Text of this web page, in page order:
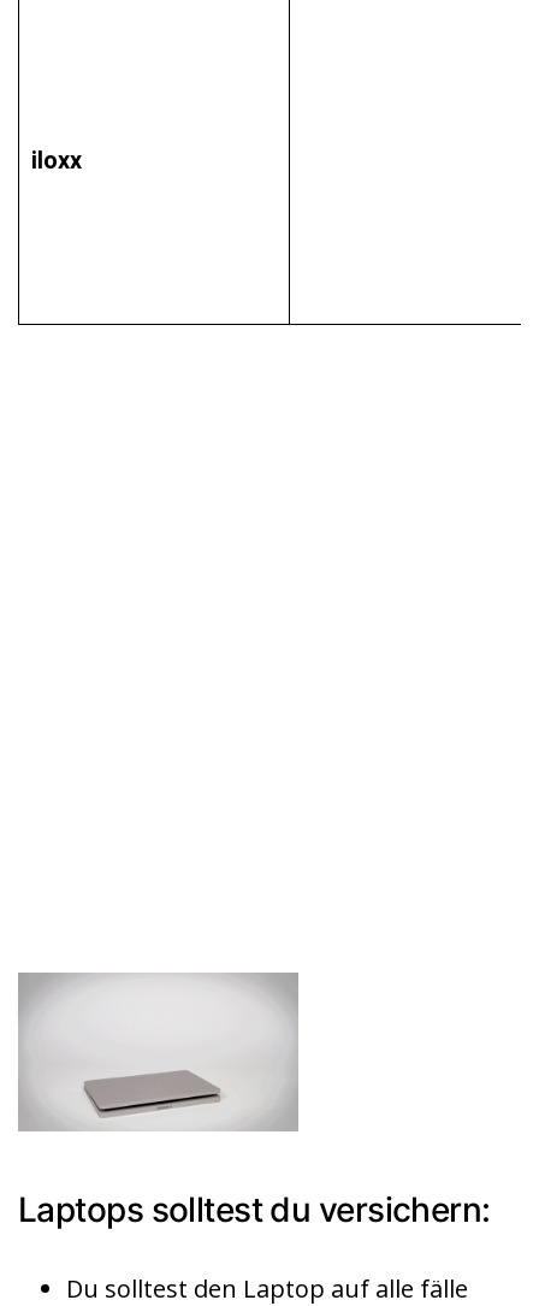
iloxx
Laptops solltest du versichern:
Du solltest den Laptop auf alle fälle